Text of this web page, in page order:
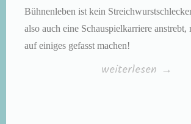
Bühnenleben ist kein
also auch eine Schauspielkarriere anstrebt,
auf einiges gefasst machen!
„Kleine
weiterlesen →